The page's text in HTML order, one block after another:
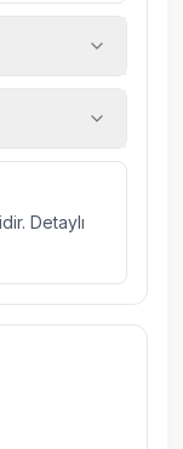
ihtimali
yol
Detaylı